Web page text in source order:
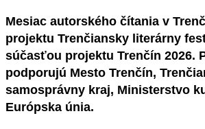
Mesiac autorského čítania v
projektu Trenčiansky literárny
súčasťou projektu Trenčín 2026.
podporujú Mesto Trenčín,
samosprávny kraj, Ministerstvo
Európska únia.